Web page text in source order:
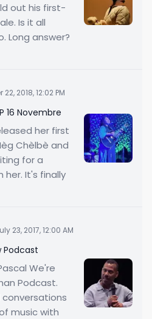
out his first-
Is it all
Long answer?
2018, 12:02 PM
16 Novembre
her first
Chèlbè and
for a
It's finally
23, 2017, 12:00 AM
Podcast
We're
Podcast.
music with